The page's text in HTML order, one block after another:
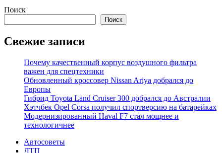
Поиск
Поиск
Свежие записи
Почему качественный корпус воздушного фильтра
важен для спецтехники
Обновленный кроссовер Nissan Ariya добрался до
Европы
Гибрид Toyota Land Cruiser 300 добрался до Австралии
Хэтчбек Opel Corsa получил спортверсию на батарейках
Модернизированный Haval F7 стал мощнее и
технологичнее
Автосоветы
ДТП